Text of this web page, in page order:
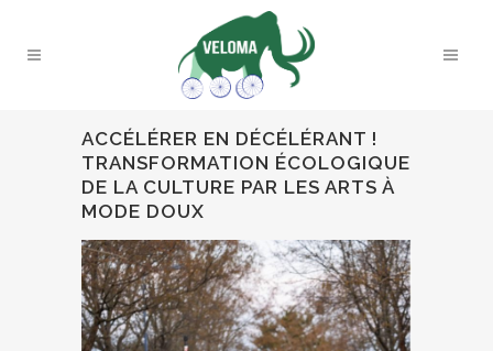
ACCÉLÉRER EN DÉCÉLÉRANT !
TRANSFORMATION ÉCOLOGIQUE
DE LA CULTURE PAR LES ARTS À
MODE DOUX